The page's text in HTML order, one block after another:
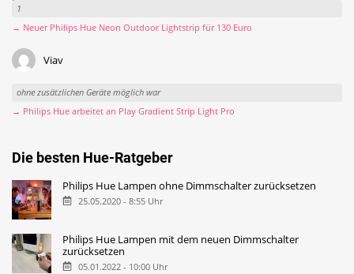
1
→ Neuer Philips Hue Neon Outdoor Lightstrip für 130 Euro
Viav
ohne zusätzlichen Geräte möglich war
→ Philips Hue arbeitet an Play Gradient Strip Light Pro
Die besten Hue-Ratgeber
Philips Hue Lampen ohne Dimmschalter zurücksetzen
25.05.2020 - 8:55 Uhr
Philips Hue Lampen mit dem neuen Dimmschalter
zurücksetzen
05.01.2022 - 10:00 Uhr